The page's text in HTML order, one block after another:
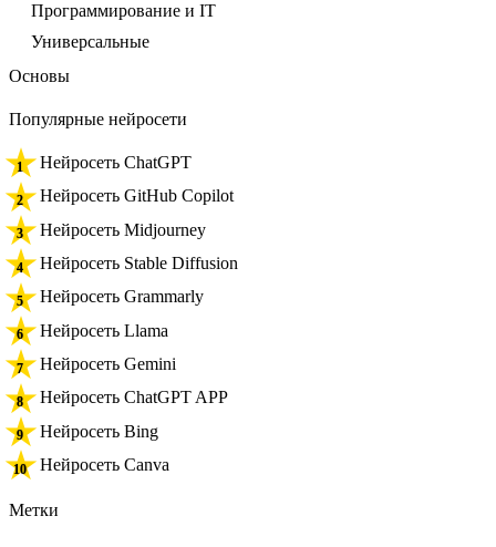
Программирование и IT
Универсальные
Основы
Популярные нейросети
Нейросеть ChatGPT
Нейросеть GitHub Copilot
Нейросеть Midjourney
Нейросеть Stable Diffusion
Нейросеть Grammarly
Нейросеть Llama
Нейросеть Gemini
Нейросеть ChatGPT APP
Нейросеть Bing
Нейросеть Canva
Метки